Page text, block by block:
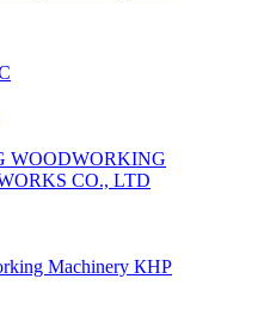
WOODWORKING
CO., LTD
Machinery КНР